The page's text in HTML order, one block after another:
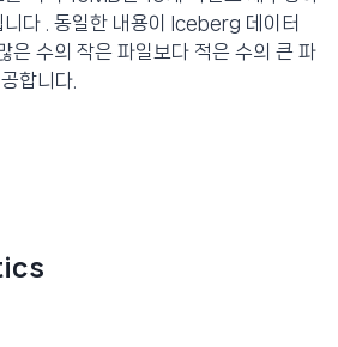
다 . 동일한 내용이 Iceberg 데이터
은 수의 작은 파일보다 적은 수의 큰 파
합니다.